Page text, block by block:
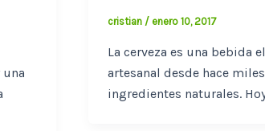
cristian / enero 10, 2017
La cerveza es una bebida
artesanal desde hace
ingredientes naturales.